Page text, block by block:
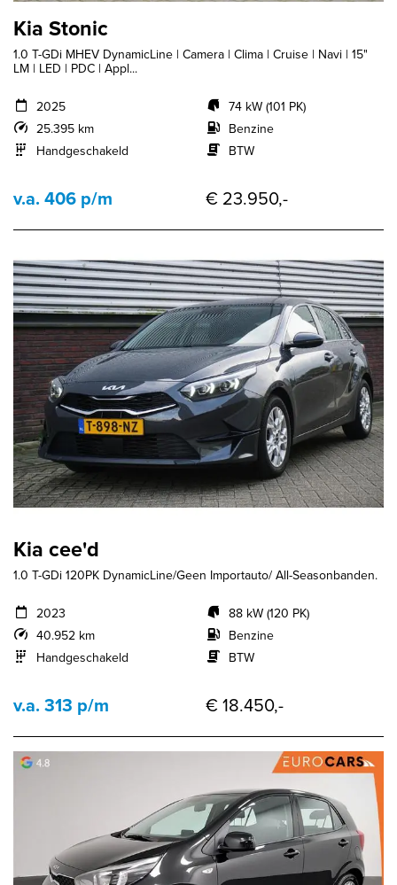
Kia Stonic
1.0 T-GDi MHEV DynamicLine | Camera | Clima | Cruise | Navi | 15"
LM | LED | PDC | Appl...
2025
25.395 km
Handgeschakeld
74 kW (101 PK)
Benzine
BTW
v.a. 406 p/m € 23.950,-
Kia cee'd
1.0 T-GDi 120PK DynamicLine/Geen Importauto/ All-Seasonbanden.
2023
40.952 km
Handgeschakeld
88 kW (120 PK)
Benzine
BTW
v.a. 313 p/m € 18.450,-